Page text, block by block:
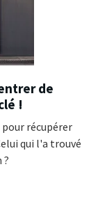
de
!
récupérer
qui l'a trouvé
?